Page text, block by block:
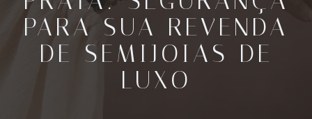
PARA SUA REVENDA
DE SEMIJOIAS DE
LUXO